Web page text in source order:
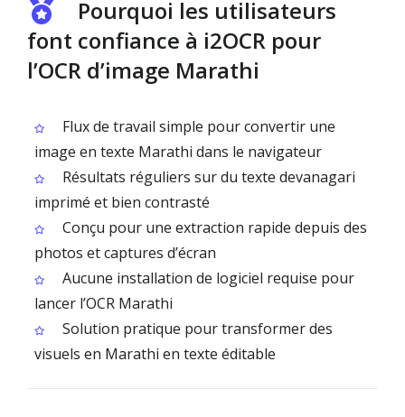
Pourquoi les utilisateurs
font confiance à i2OCR pour
l’OCR d’image Marathi
Flux de travail simple pour convertir une
image en texte Marathi dans le navigateur
Résultats réguliers sur du texte devanagari
imprimé et bien contrasté
Conçu pour une extraction rapide depuis des
photos et captures d’écran
Aucune installation de logiciel requise pour
lancer l’OCR Marathi
Solution pratique pour transformer des
visuels en Marathi en texte éditable